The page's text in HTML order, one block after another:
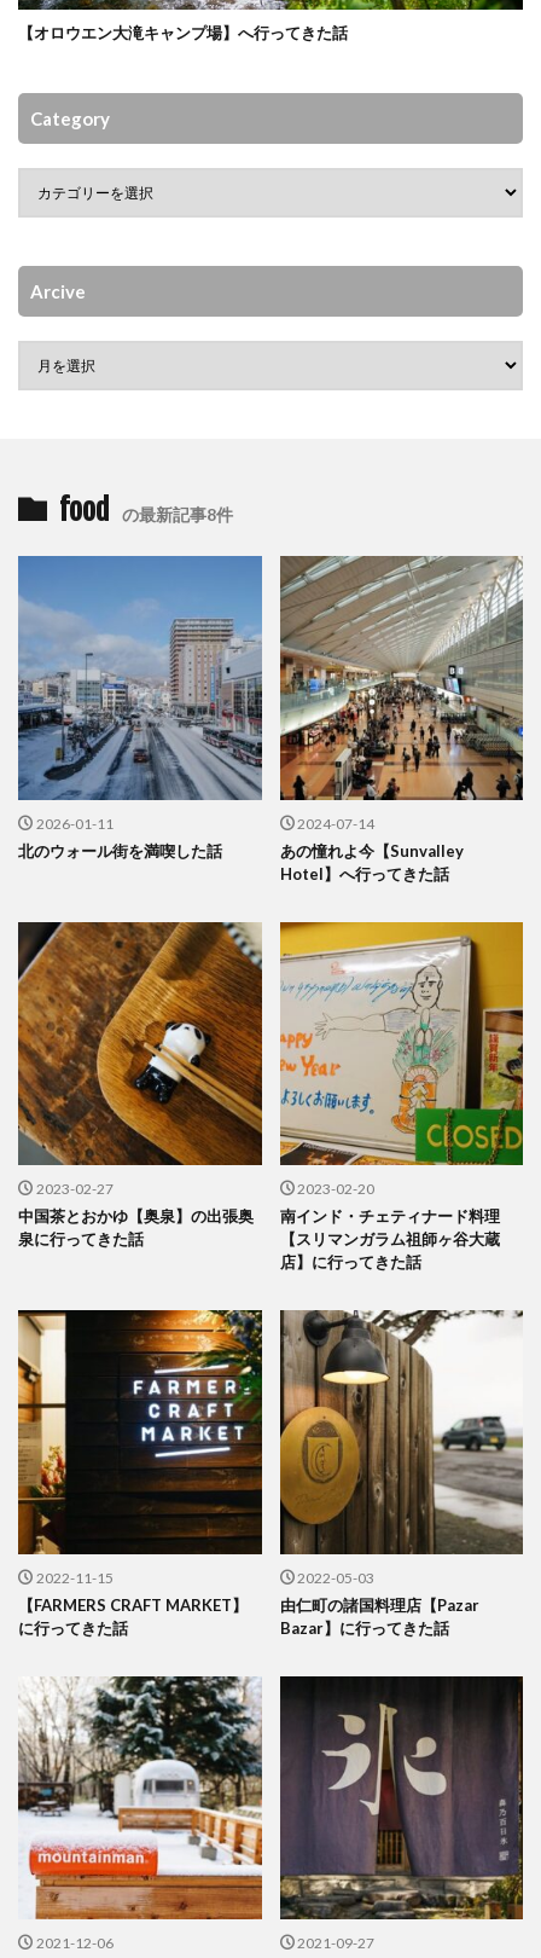
【オロウエン大滝キャンプ場】へ行ってきた話
Category
Arcive
food の最新記事8件
2026-01-11
北のウォール街を満喫した話
2024-07-14
あの憧れよ今【Sunvalley
Hotel】へ行ってきた話
2023-02-27
中国茶とおかゆ【奥泉】の出張奥
泉に行ってきた話
2023-02-20
南インド・チェティナード料理
【スリマンガラム祖師ヶ谷大蔵
店】に行ってきた話
2022-11-15
【FARMERS CRAFT MARKET】
に行ってきた話
2022-05-03
由仁町の諸国料理店【Pazar
Bazar】に行ってきた話
2021-12-06 2021-09-27